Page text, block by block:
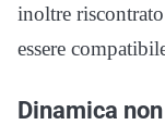
inoltre
essere
Dinamica